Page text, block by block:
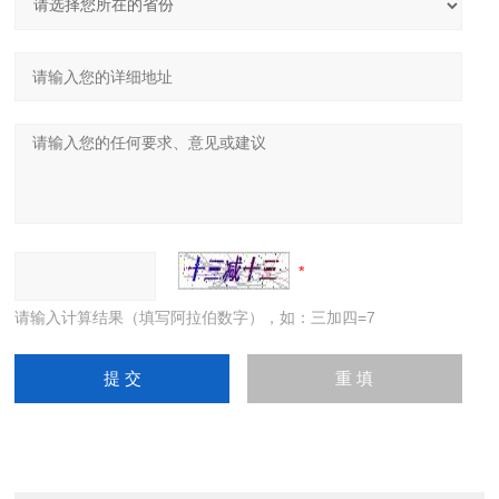
请输入计算结果（填写阿拉伯数字），如：三加四=7